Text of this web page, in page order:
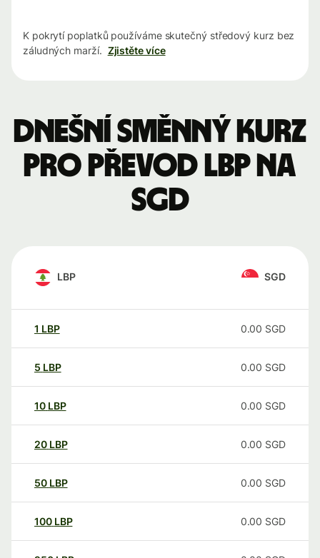
K pokrytí poplatků používáme skutečný středový kurz bez
záludných marží. Zjistěte více
Dnešní směnný kurz
pro převod LBP na
SGD
LBP SGD
1 LBP 0.00 SGD
5 LBP 0.00 SGD
10 LBP 0.00 SGD
20 LBP 0.00 SGD
50 LBP 0.00 SGD
100 LBP 0.00 SGD